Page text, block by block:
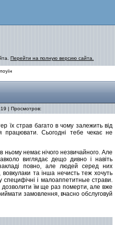
Перейти на полную версию сайта.
| Просмотров:
їх страв багато в чому залежить від
працювати. Сьогодні тебе чекає не
ньому немає нічого незвичайного. Але
виглядає дещо дивно і навіть
повно, але людей серед них
та інша нечисть теж хочуть
специфічні і малоаппетитные страви.
їм ще раз померти, але вже
замовлення, вчасно обслуговуй